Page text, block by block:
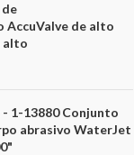
AccuValve de alto
alto
1-13880 Conjunto
abrasivo WaterJet